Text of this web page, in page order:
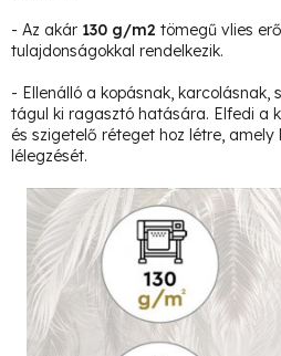
- Az akár 130 g/m2 tömegű vlies
tulajdonságokkal rendelkezik.
- Ellenálló a kopásnak, karcolásnak,
tágul ki ragasztó hatására. Elfedi a
és szigetelő réteget hoz létre,
lélegzését.